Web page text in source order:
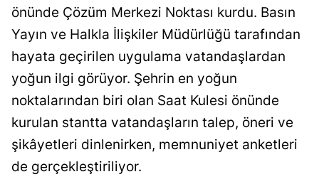
Balıkesir
Bilecik
Bingöl
Bitlis
Bolu
önünde Çözüm Merkezi Noktası kurdu. Basın
Yayın ve Halkla İlişkiler Müdürlüğü tarafından
hayata geçirilen uygulama vatandaşlardan
yoğun ilgi görüyor. Şehrin en yoğun
noktalarından biri olan Saat Kulesi önünde
kurulan stantta vatandaşların talep, öneri ve
şikâyetleri dinlenirken, memnuniyet anketleri
de gerçekleştiriliyor.